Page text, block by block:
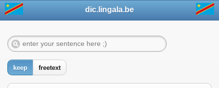
dic.lingala.be
keep freetext